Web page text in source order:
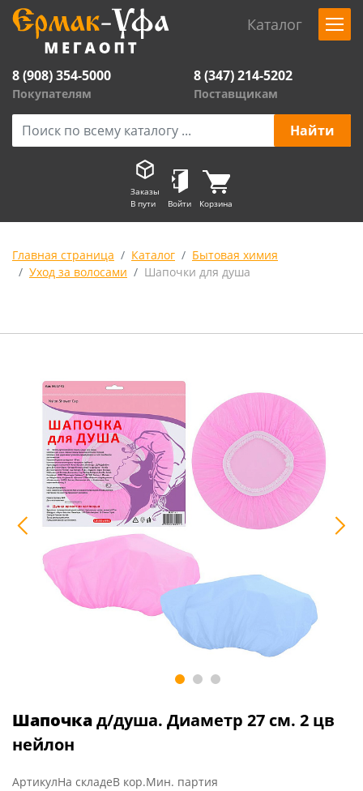
Каталог
8 (908) 354-5000
Покупателям
8 (347) 214-5202
Поставщикам
Заказы
В пути
Войти Корзина
Главная страница Каталог
Бытовая химия
Уход за волосами
Шапочки для душа
Шапочкад/душа. Диаметр 27 см. 2 цв
нейлон
АртикулНа складеВ кор.Мин. партия